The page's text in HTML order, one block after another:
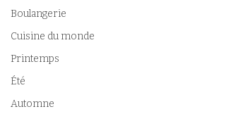
Boulangerie
Cuisine du monde
Printemps
Été
Automne